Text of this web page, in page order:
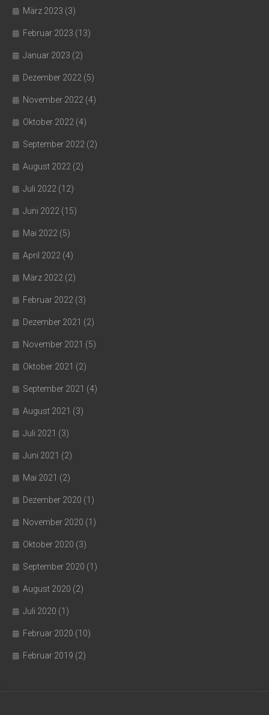
März 2023 (3)
Februar 2023 (13)
Januar 2023 (2)
Dezember 2022 (5)
November 2022 (4)
Oktober 2022 (4)
September 2022 (2)
August 2022 (2)
Juli 2022 (12)
Juni 2022 (15)
Mai 2022 (5)
April 2022 (4)
März 2022 (2)
Februar 2022 (3)
Dezember 2021 (2)
November 2021 (5)
Oktober 2021 (2)
September 2021 (4)
August 2021 (3)
Juli 2021 (3)
Juni 2021 (2)
Mai 2021 (2)
Dezember 2020 (1)
November 2020 (1)
Oktober 2020 (3)
September 2020 (1)
August 2020 (2)
Juli 2020 (1)
Februar 2020 (10)
Februar 2019 (2)